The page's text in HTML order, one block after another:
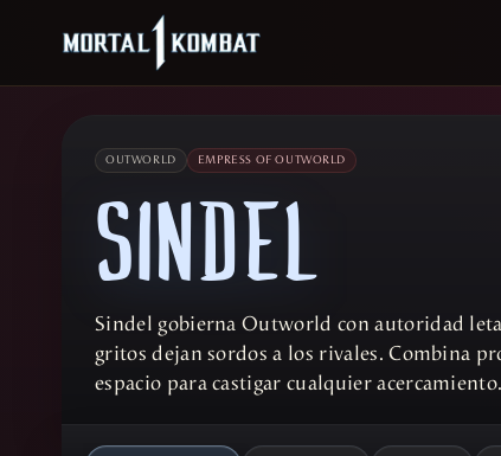
OUTWORLD EMPRESS OF OUTWORLD
SINDEL
Sindel gobierna Outworld con autoridad
gritos dejan sordos a los rivales. Combina
espacio para castigar cualquier acercamiento.